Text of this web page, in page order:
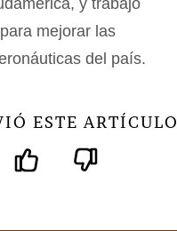
y trabajó
mejorar las
del país.
ESTE ARTÍCULO